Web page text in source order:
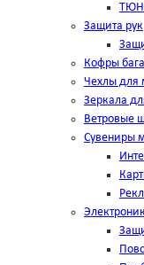
Защита рук
Кофры
Чехлы для
Зеркала
Ветровые
Сувениры